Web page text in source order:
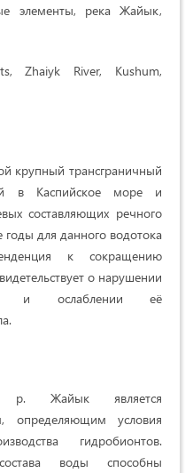
элементы, река Жайык,
Zhaiyk River, Kushum,
крупный трансграничный
в Каспийское море и
составляющих речного
годы для данного водотока
к сокращению
о нарушении
и ослаблении её
р. Жайык является
определяющим условия
гидробионтов.
воды способны